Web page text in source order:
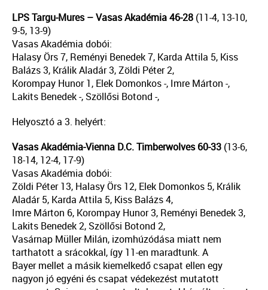
LPS Targu-Mures – Vasas Akadémia 46-28 (11-4, 13-10,
9-5, 13-9)
Vasas Akadémia dobói:
Halasy Örs 7, Reményi Benedek 7, Karda Attila 5, Kiss
Balázs 3, Králik Aladár 3, Zöldi Péter 2,
Korompay Hunor 1, Elek Domonkos -, Imre Márton -,
Lakits Benedek -, Szöllősi Botond -,
Helyosztó a 3. helyért:
Vasas Akadémia-Vienna D.C. Timberwolves 60-33 (13-6,
18-14, 12-4, 17-9)
Vasas Akadémia dobói:
Zöldi Péter 13, Halasy Örs 12, Elek Domonkos 5, Králik
Aladár 5, Karda Attila 5, Kiss Balázs 4,
Imre Márton 6, Korompay Hunor 3, Reményi Benedek 3,
Lakits Benedek 2, Szöllősi Botond 2,
Vasárnap Müller Milán, izomhúzódása miatt nem
tarthatott a srácokkal, így 11-en maradtunk. A
Bayer mellet a másik kiemelkedő csapat ellen egy
nagyon jó egyéni és csapat védekezést mutatott